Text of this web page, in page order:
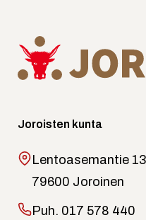
Joroisten kunta
Lentoasemantie
79600 Joroinen
Puh. 017 578 440